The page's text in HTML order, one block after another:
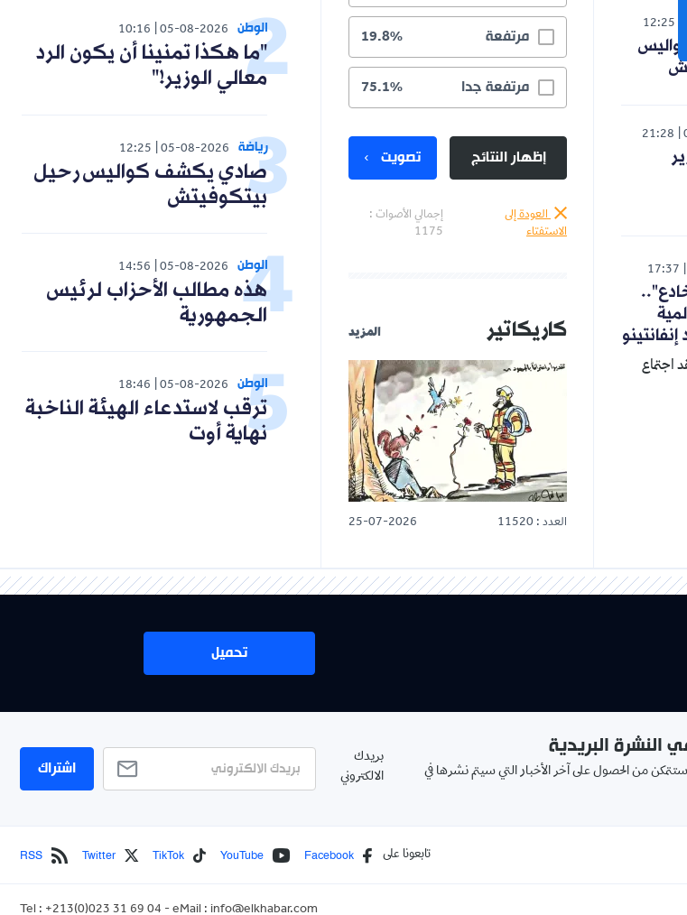
12:25
21:28
17:37
اجتماع
مرتفعة 19.8%
مرتفعة جدا 75.1%
إظهار النتائج تصويت
العودة إلى
الاستفتاء
إجمالي الأصوات :
1175
كاريكاتير المزيد
العدد : 11520 25-07-2026
الوطن 05-08-2026
10:16
"ما هكذا تمنينا أن يكون الرد
معالي الوزير!"
رياضة 05-08-2026
12:25
صادي يكشف كواليس رحيل
بيتكوفيتش
الوطن 05-08-2026
14:56
هذه مطالب الأحزاب لرئيس
الجمهورية
الوطن 05-08-2026
18:46
ترقب لاستدعاء الهيئة الناخبة
نهاية أوت
تحميل
النشرة البريدية
من الحصول على آخر الأخبار التي سيتم نشرها في
بريدك
الالكتروني
اشتراك
تابعونا على Facebook
YouTube
TikTok
Twitter
RSS
Tel : +213(0)023 31 69 04 - eMail : info@elkhabar.com